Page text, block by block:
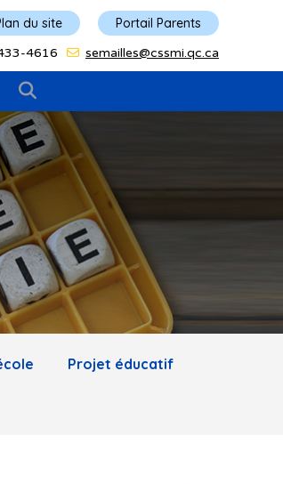
du site Portail Parents
4616 semailles@cssmi.qc.ca
Projet éducatif